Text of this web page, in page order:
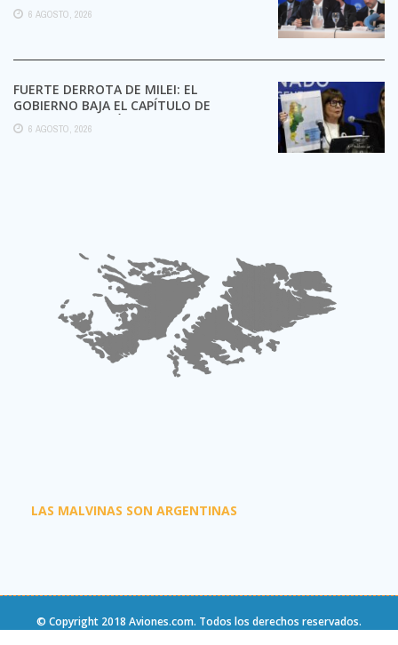
6 AGOSTO, 2026
FUERTE DERROTA DE MILEI: EL
GOBIERNO BAJA EL CAPÍTULO DE
EXTRANJERIZACIÓN DE TIERRAS
6 AGOSTO, 2026
LAS MALVINAS SON ARGENTINAS
© Copyright 2018 Aviones.com. Todos los derechos reservados.